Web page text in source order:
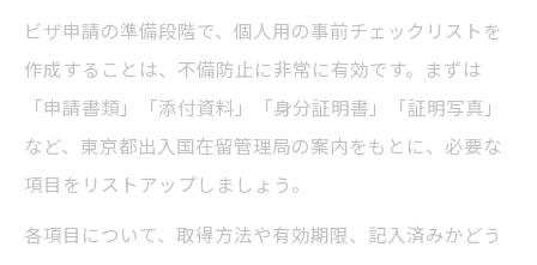
ビザ申請の準備段階で、個人用の事前チェックリストを
作成することは、不備防止に非常に有効です。まずは
「申請書類」「添付資料」「身分証明書」「証明写真」
など、東京都出入国在留管理局の案内をもとに、必要な
項目をリストアップしましょう。
各項目について、取得方法や有効期限、記入済みかどう